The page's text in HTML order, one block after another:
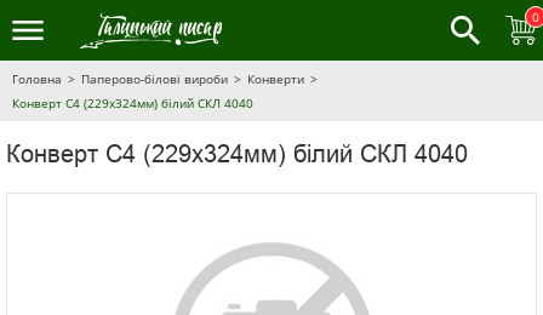
0
Головна Паперово-білові вироби
Конверти
Конверт С4 (229х324мм) білий СКЛ 4040
Конверт С4 (229х324мм) білий СКЛ 4040